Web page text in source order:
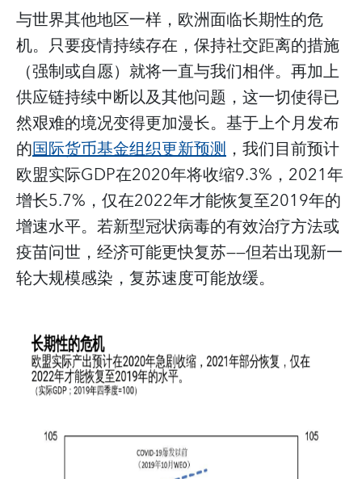
与世界其他地区一样，欧洲面临长期性的危
机。只要疫情持续存在，保持社交距离的措施
（强制或自愿）就将一直与我们相伴。再加上
供应链持续中断以及其他问题，这一切使得已
然艰难的境况变得更加漫长。基于上个月发布
的国际货币基金组织更新预测 ，我们目前预计
欧盟实际GDP在2020年将收缩9.3%，2021年
增长5.7%，仅在2022年才能恢复至2019年的
增速水平。若新型冠状病毒的有效治疗方法或
疫苗问世，经济可能更快复苏——但若出现新一
轮大规模感染，复苏速度可能放缓。